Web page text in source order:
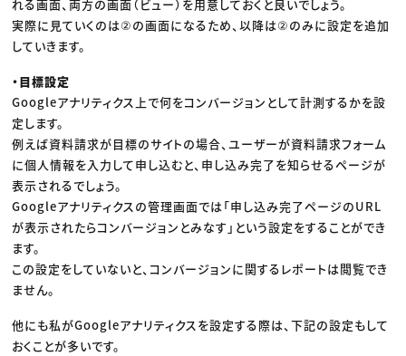
れる画面、両方の画面（ビュー）を用意しておくと良いでしょう。
実際に見ていくのは②の画面になるため、以降は②のみに設定を追加
していきます。
・目標設定
Googleアナリティクス上で何をコンバージョンとして計測するかを設
定します。
例えば資料請求が目標のサイトの場合、ユーザーが資料請求フォーム
に個人情報を入力して申し込むと、申し込み完了を知らせるページが
表示されるでしょう。
Googleアナリティクスの管理画面では「申し込み完了ページのURL
が表示されたらコンバージョンとみなす」という設定をすることができ
ます。
この設定をしていないと、コンバージョンに関するレポートは閲覧でき
ません。
他にも私がGoogleアナリティクスを設定する際は、下記の設定もして
おくことが多いです。